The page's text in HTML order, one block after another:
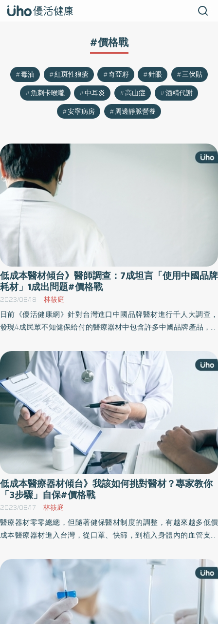
#價格戰
毒油 紅斑性狼瘡 奇亞籽 針眼
三伏貼
魚刺卡喉嚨
中耳炎 高山症
酒精代謝
安寧病房
周邊靜脈營養
低成本醫材傾台》醫師調查：7成坦言「使用中國品牌
耗材」1成出問題#價格戰
2023/08/18 林筱庭
日前《優活健康網》針對台灣進口中國品牌醫材進行千人大調查，
發現4成民眾不知健保給付的醫療器材中包含許多中國品牌產品，當
材，使用時你是否會感到擔憂？」則有高達8成民眾表達擔憂。為
此，《優活健康網》再度進行一份「全台各大醫院外科醫師匿名調
查」，希望能一窺醫療現場實際情形。
低成本醫療器材傾台》我該如何挑對醫材？專家教你
「3步驟」自保#價格戰
2023/08/17 林筱庭
醫療器材零零總總，但隨著健保醫材制度的調整，有越來越多低價
成本醫療器材進入台灣，從口罩、快篩，到植入身體內的血管支架
輪椅⋯等。當你就診時，你知道這些醫材的詳細內容及差異是什麼
嗎？又，該怎麼挑選才對自己最有保障呢？《優活健康網》一一解